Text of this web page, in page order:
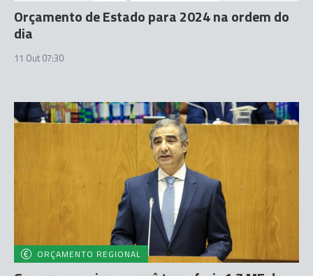
Orçamento de Estado para 2024 na ordem do
dia
11 Out 07:30
ORÇAMENTO REGIONAL